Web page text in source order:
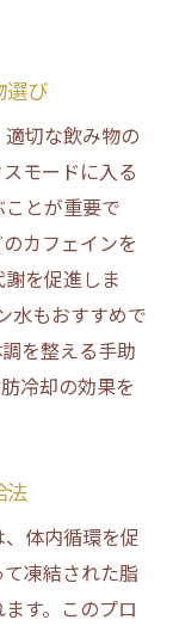
選び
切な飲み物の
モードに入る
とが重要で
カフェインを
を促進しま
水もおすすめで
を整える手助
冷却の効果を
法
体内循環を促
凍結された脂
す。このプロ